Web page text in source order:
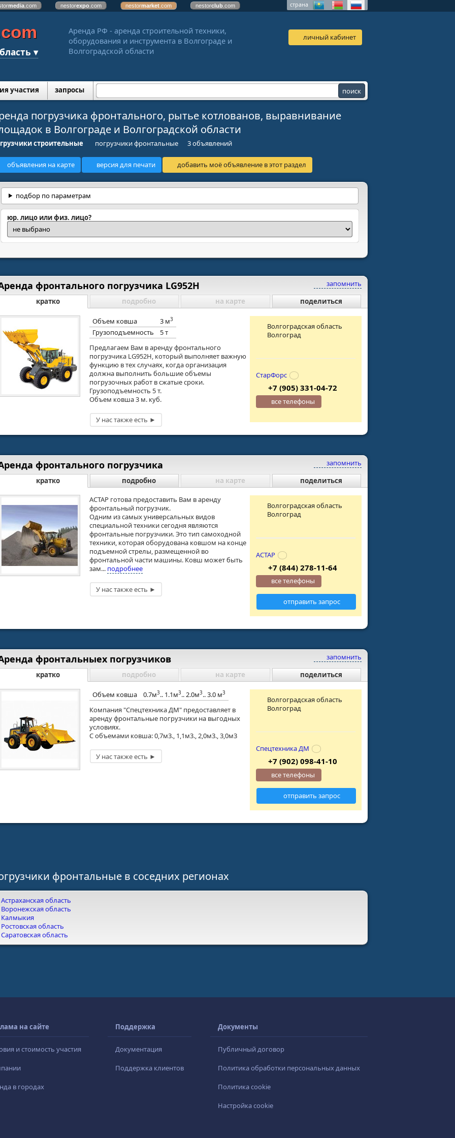
media .com nestorexpo .com nestormarket .com nestorclub .com страна
▾
Аренда РФ - аренда строительной техники,
оборудования и инструмента в Волгограде и
Волгоградской области
личный кабинет
участия запросы
погрузчика фронтального, рытье котлованов, выравнивание
в Волгограде и Волгоградской области
строительные погрузчики фронтальные 3 объявлений
объявления на карте версия для печати добавить моё объявление в этот раздел
подбор по параметрам
юр. лицо или физ. лицо?
запомнить
фронтального погрузчика LG952H
кратко подробно на карте поделиться
Объем ковша 3 м3
Грузоподъемность
5 т
Предлагаем Вам в аренду фронтального
погрузчика LG952H, который выполняет важную
функцию в тех случаях, когда организация
должна выполнить большие объемы
погрузочных работ в сжатые сроки.
Грузоподъемность 5 т.
Объем ковша 3 м. куб.
Волгоградская область
Волгоград
СтарФорс
+7 (905) 331-04-72
все телефоны
запомнить
фронтального погрузчика
кратко подробно на карте поделиться
АСТАР готова предоставить Вам в аренду
фронтальный погрузчик.
Одним из самых универсальных видов
специальной техники сегодня являются
фронтальные погрузчики. Это тип самоходной
техники, которая оборудована ковшом на конце
подъемной стрелы, размещенной во
фронтальной части машины. Ковш может быть
зам... подробнее
Волгоградская область
Волгоград
АСТАР
+7 (844) 278-11-64
все телефоны
отправить запрос
запомнить
фронтальныех погрузчиков
кратко подробно на карте поделиться
Объем ковша 0.7м3.. 1.1м3.. 2.0м3.. 3.0 м3
Компания "Спецтехника ДМ" предоставляет в
аренду фронтальные погрузчики на выгодных
условиях.
С объемами ковша: 0,7м3., 1,1м3., 2,0м3., 3,0м3
Волгоградская область
Волгоград
Спецтехника ДМ
+7 (902) 098-41-10
все телефоны
отправить запрос
фронтальные в соседних регионах
Астраханская область
Воронежская область
Калмыкия
Ростовская область
Саратовская область
на сайте
и стоимость участия
в городах
Поддержка
Документация
Поддержка клиентов
Документы
Публичный договор
Политика обработки персональных данных
Политика cookie
Настройка cookie